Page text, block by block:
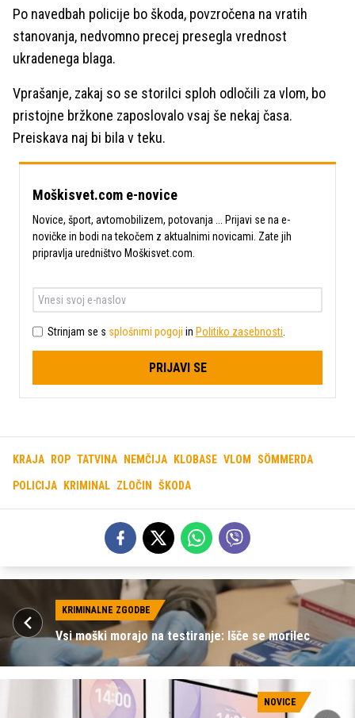
Po navedbah policije bo škoda, povzročena na vratih
stanovanja, nedvomno precej presegla vrednost
ukradenega blaga.
Vprašanje, zakaj so se storilci sploh odločili za vlom, bo
pristojne bržkone zaposlovalo vsaj še nekaj časa.
Preiskava naj bi bila v teku.
Moškisvet.com e-novice
Novice, šport, avtomobilizem, potovanja ... Prijavi se na e-
novičke in bodi na tekočem z aktualnimi novicami. Zate jih
pripravlja uredništvo Moškisvet.com.
Strinjam se s splošnimi pogoji in Politiko zasebnosti
PRIJAVI SE
KRAJA ROP TATVINA NEMČIJA KLOBASE VLOM SÖMMERDA
POLICIJA KRIMINAL ZLOČIN ŠKODA
KRIMINALNE ZGODBE
Vsi moški morajo na testiranje: Išče se morilec
NOVICE